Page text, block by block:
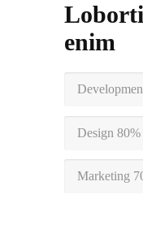
enim
Design 80%
Marketing